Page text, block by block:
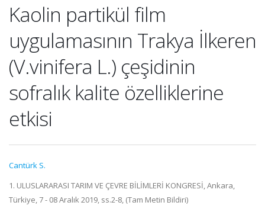
Kaolin partikül film
uygulamasının Trakya İlkeren
(V.vinifera L.) çeşidinin
sofralık kalite özelliklerine
etkisi
Cantürk S.
1. ULUSLARARASI TARIM VE ÇEVRE BİLİMLERİ KONGRESİ, Ankara,
Türkiye, 7 - 08 Aralık 2019, ss.2-8, (Tam Metin Bildiri)